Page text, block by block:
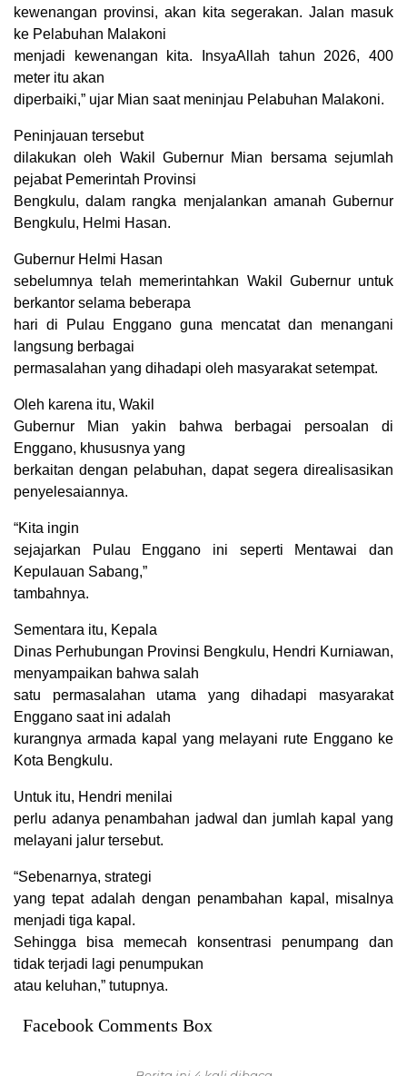
kewenangan provinsi, akan kita segerakan. Jalan masuk
ke Pelabuhan Malakoni
menjadi kewenangan kita. InsyaAllah tahun 2026, 400
meter itu akan
diperbaiki,” ujar Mian saat meninjau Pelabuhan Malakoni.
Peninjauan tersebut
dilakukan oleh Wakil Gubernur Mian bersama sejumlah
pejabat Pemerintah Provinsi
Bengkulu, dalam rangka menjalankan amanah Gubernur
Bengkulu, Helmi Hasan.
Gubernur Helmi Hasan
sebelumnya telah memerintahkan Wakil Gubernur untuk
berkantor selama beberapa
hari di Pulau Enggano guna mencatat dan menangani
langsung berbagai
permasalahan yang dihadapi oleh masyarakat setempat.
Oleh karena itu, Wakil
Gubernur Mian yakin bahwa berbagai persoalan di
Enggano, khususnya yang
berkaitan dengan pelabuhan, dapat segera direalisasikan
penyelesaiannya.
“Kita ingin
sejajarkan Pulau Enggano ini seperti Mentawai dan
Kepulauan Sabang,”
tambahnya.
Sementara itu, Kepala
Dinas Perhubungan Provinsi Bengkulu, Hendri Kurniawan,
menyampaikan bahwa salah
satu permasalahan utama yang dihadapi masyarakat
Enggano saat ini adalah
kurangnya armada kapal yang melayani rute Enggano ke
Kota Bengkulu.
Untuk itu, Hendri menilai
perlu adanya penambahan jadwal dan jumlah kapal yang
melayani jalur tersebut.
“Sebenarnya, strategi
yang tepat adalah dengan penambahan kapal, misalnya
menjadi tiga kapal.
Sehingga bisa memecah konsentrasi penumpang dan
tidak terjadi lagi penumpukan
atau keluhan,” tutupnya.
Facebook Comments Box